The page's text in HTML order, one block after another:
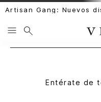
Artisan Gang: Nuevos
Entérate de